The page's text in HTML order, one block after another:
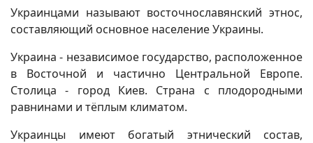
Украинцами называют восточнославянский этнос,
составляющий основное население Украины.
Украина - независимое государство, расположенное
в Восточной и частично Центральной Европе.
Столица - город Киев. Страна с плодородными
равнинами и тёплым климатом.
Украинцы имеют богатый этнический состав,